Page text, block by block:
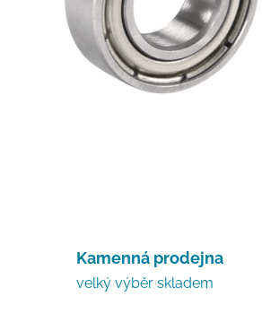
Kamenná prodejna
velký výběr skladem